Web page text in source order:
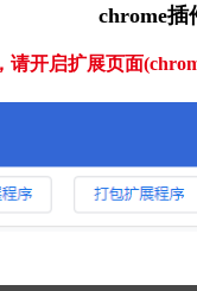
chrome插
开启扩展页面